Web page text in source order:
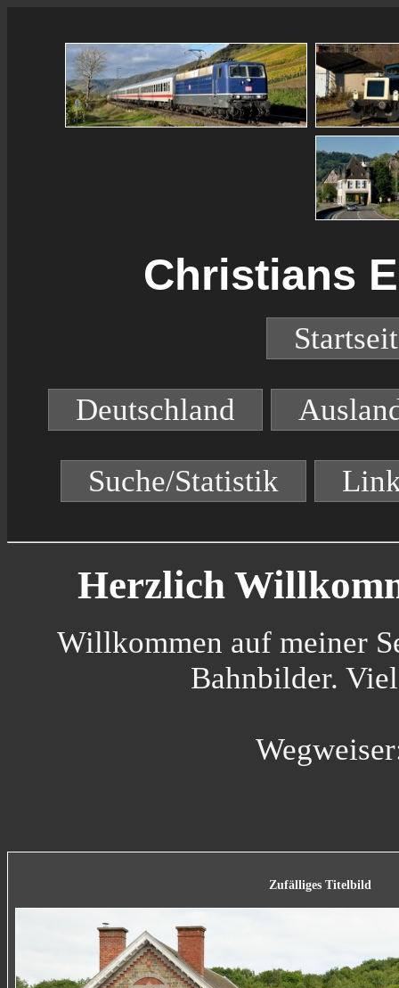
Christians
Deutschland
Suche/Statistik
Herzlich
Willkommen auf meiner
Bahnbilder.
Zufälliges Titelbild